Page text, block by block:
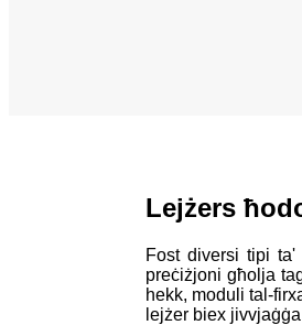
Lejżers
Fost diversi tipi ta'
preċiżjoni għolja
hekk, moduli tal-
lejżer biex